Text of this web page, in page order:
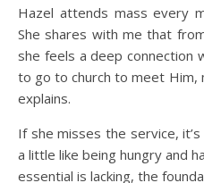
Hazel attends mass every
She shares with me that
she feels a deep connection
to go to church to meet Him,
explains.
If she misses the service,
a little like being hungry and
essential is lacking, the